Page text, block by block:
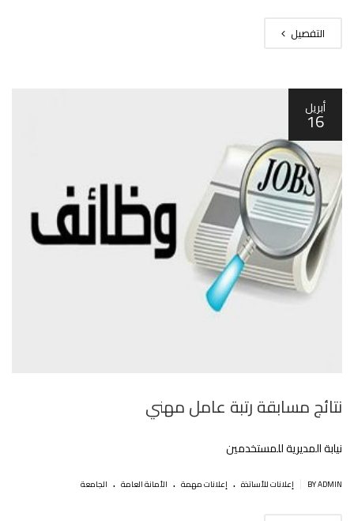
التفصيل
أبريل
16
نتائج مسابقة رتبة عامل مهني
نيابة المديرية للمستخدمين
BY ADMIN إعلانات للأساتذة . إعلانات مهمة . اﻷمانة العامة . الجامعة